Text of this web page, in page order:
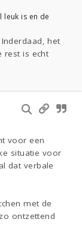
leuk is en de
het
rest is echt
voor een
situatie voor
dat verbale
met de
ontzettend